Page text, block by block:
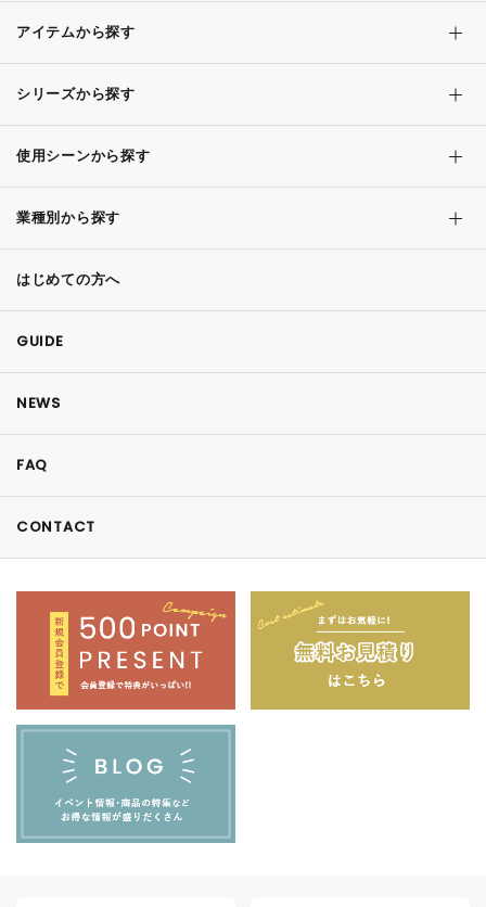
アイテムから探す
シリーズから探す
使用シーンから探す
業種別から探す
はじめての方へ
GUIDE
NEWS
FAQ
CONTACT